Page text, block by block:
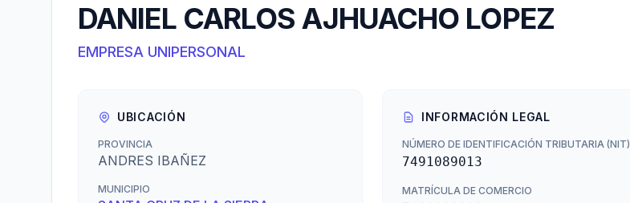
DANIEL CARLOS AJHUACHO LOPEZ
EMPRESA UNIPERSONAL
UBICACIÓN
PROVINCIA
ANDRES IBAÑEZ
MUNICIPIO
INFORMACIÓN LEGAL
NÚMERO DE IDENTIFICACIÓN TRIBUTARIA (NIT)
7491089013
MATRÍCULA DE COMERCIO